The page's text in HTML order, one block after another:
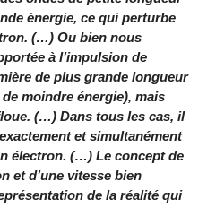
énergie, ce qui perturbe
(…) Ou bien nous
à l’impulsion de
de plus grande longueur
moindre énergie), mais
(…) Dans tous les cas, il
et simultanément
électron. (…) Le concept de
et d’une vitesse bien
de la réalité qui